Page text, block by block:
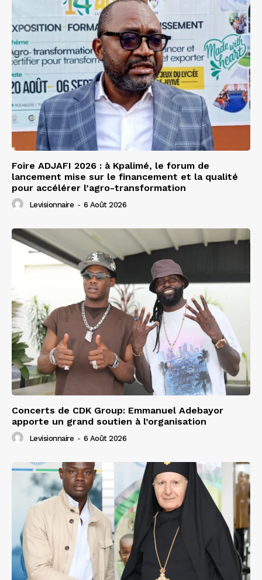
Foire ADJAFI 2026 : à Kpalimé, le forum de
lancement mise sur le financement et la qualité
pour accélérer l’agro-transformation
Levisionnaire - 6 Août 2026
Concerts de CDK Group: Emmanuel Adebayor
apporte un grand soutien à l’organisation
Levisionnaire - 6 Août 2026